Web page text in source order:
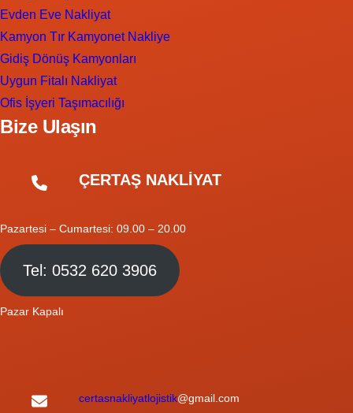
Evden Eve Nakliyat
Kamyon Tır Kamyonet Nakliye
Gidiş Dönüş Kamyonları
Uygun Fitalı Nakliyat
Ofis İşyeri Taşımacılığı
Bize Ulaşın
ÇERTAŞ NAKLİYAT
Pazartesi – Cumartesi: 09.00 – 20.00
Tel: 0532 620 3906
Pazar Kapalı
certasnakliyatlojistik@gmail.com